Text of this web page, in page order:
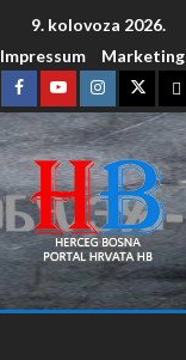
9. kolovoza 2026.
Impressum
Marketing